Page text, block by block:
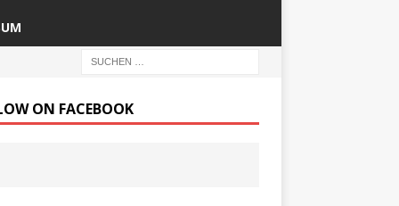
ON FACEBOOK